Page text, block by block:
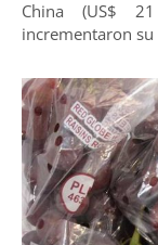
China (US$
incrementaron su